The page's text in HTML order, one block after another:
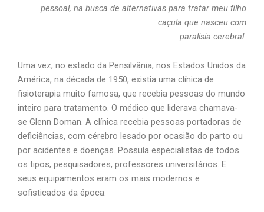
pessoal, na busca de alternativas para tratar meu filho
caçula que nasceu com
paralisia cerebral.
Uma vez, no estado da Pensilvânia, nos Estados Unidos da
América, na década de 1950, existia uma clínica de
fisioterapia muito famosa, que recebia pessoas do mundo
inteiro para tratamento. O médico que liderava chamava-
se Glenn Doman. A clínica recebia pessoas portadoras de
deficiências, com cérebro lesado por ocasião do parto ou
por acidentes e doenças. Possuía especialistas de todos
os tipos, pesquisadores, professores universitários. E
seus equipamentos eram os mais modernos e
sofisticados da época.